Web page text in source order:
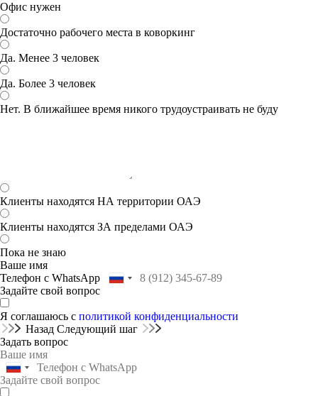
Офис нужен
Достаточно рабочего места в коворкинг
Да. Менее 3 человек
Да. Более 3 человек
Нет. В ближайшее время никого трудоустраивать не буду
Клиенты находятся НА территории ОАЭ
Клиенты находятся ЗА пределами ОАЭ
Пока не знаю
Ваше имя
Телефон с WhatsApp
Задайте свой вопрос
Я соглашаюсь с политикой конфиденциальности
Назад Следующий шаг
Задать вопрос